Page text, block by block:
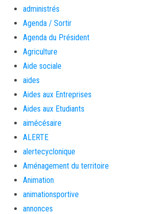
administrés
Agenda / Sortir
Agenda du Président
Agriculture
Aide sociale
aides
Aides aux Entreprises
Aides aux Etudiants
aimécésaire
ALERTE
alertecyclonique
Aménagement du territoire
Animation
animationsportive
annonces